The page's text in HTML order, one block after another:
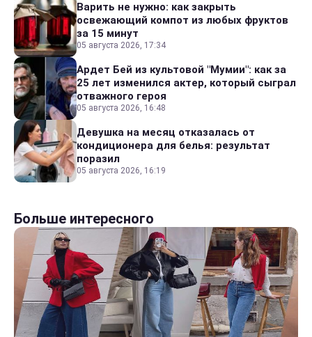
Варить не нужно: как закрыть
освежающий компот из любых фруктов
за 15 минут
05 августа 2026, 17:34
Ардет Бей из культовой "Мумии": как за
25 лет изменился актер, который сыграл
отважного героя
05 августа 2026, 16:48
Девушка на месяц отказалась от
кондиционера для белья: результат
поразил
05 августа 2026, 16:19
Больше интересного